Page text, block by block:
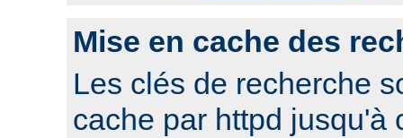
Mise en cache des
Les clés de recherche
cache par httpd jusqu'à